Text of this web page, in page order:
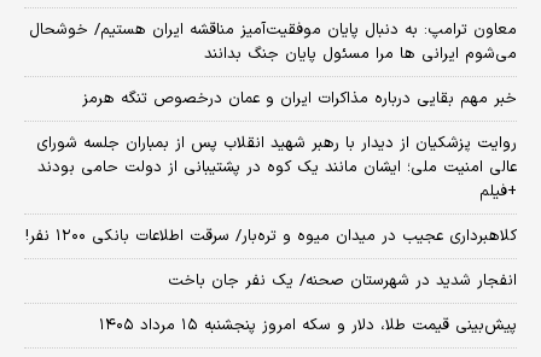
معاون ترامپ: به دنبال پایان موفقیت‌آمیز مناقشه ایران هستیم/ خوشحال
می‌شوم ایرانی ها مرا مسئول پایان جنگ بدانند
خبر مهم بقایی درباره مذاکرات ایران و عمان درخصوص تنگه هرمز
روایت پزشکیان از دیدار با رهبر شهید انقلاب پس از بمباران جلسه شورای
عالی امنیت ملی؛ ایشان مانند یک کوه در پشتیبانی از دولت حامی بودند
+فیلم
کلاهبرداری عجیب در میدان میوه و تره‌بار/ سرقت اطلاعات بانکی ۱۲۰۰ نفر!
انفجار شدید در شهرستان صحنه/ یک نفر جان باخت
پیش‌بینی قیمت طلا، دلار و سکه امروز پنجشنبه ۱۵ مرداد ۱۴۰۵